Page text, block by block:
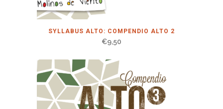
SYLLABUS ALTO: COMPENDIO ALTO 2
€9,50